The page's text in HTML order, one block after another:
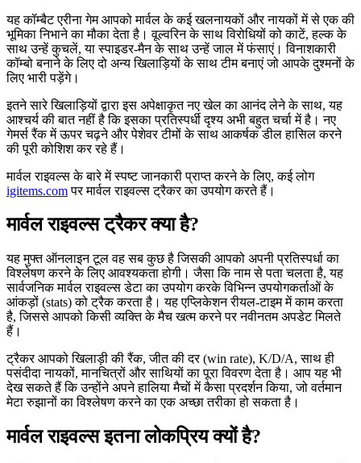
यह कॉम्बैट एरीना गेम आपको मार्वल के कई खलनायकों और नायकों में से एक की
भूमिका निभाने का मौका देता है। वूल्वरिन के साथ विरोधियों को काटें, हल्क के
साथ उन्हें कुचलें, या स्पाइडर-मैन के साथ उन्हें जाल में फंसाएं। विनाशकारी
कॉम्बो बनाने के लिए दो अन्य खिलाड़ियों के साथ टीम बनाएं जो आपके दुश्मनों के
लिए भारी पड़ेंगे।
इतने सारे खिलाड़ियों द्वारा इस अपेक्षाकृत नए खेल का आनंद लेने के साथ, यह
आश्चर्य की बात नहीं है कि इसका प्रतिस्पर्धी दृश्य अभी बहुत चर्चा में है। नए
गेमर्स रैंक में ऊपर चढ़ने और पेशेवर टीमों के साथ आकर्षक डील हासिल करने
की पूरी कोशिश कर रहे हैं।
मार्वल राइवल्स के बारे में स्पष्ट जानकारी प्राप्त करने के लिए, कई लोग
igitems.comपर मार्वल राइवल्स ट्रैकर का उपयोग करते हैं।
मार्वल राइवल्स ट्रैकर क्या है?
यह मुफ्त ऑनलाइन टूल वह सब कुछ है जिसकी आपको अपनी प्रतिस्पर्धा का
विश्लेषण करने के लिए आवश्यकता होगी। जैसा कि नाम से पता चलता है, यह
सार्वजनिक मार्वल राइवल्स डेटा का उपयोग करके विभिन्न उपयोगकर्ताओं के
आंकड़ों (stats) को ट्रैक करता है। यह एप्लिकेशन रीयल-टाइम में काम करता
है, जिससे आपको किसी व्यक्ति के मैच खत्म करने पर नवीनतम अपडेट मिलते
हैं।
ट्रैकर आपको खिलाड़ी की रैंक, जीत की दर (win rate), K/D/A, साथ ही
पसंदीदा नायकों, मानचित्रों और साथियों का पूरा विवरण देता है। आप यह भी
देख सकते हैं कि उन्होंने अपने हालिया मैचों में कैसा प्रदर्शन किया, जो वर्तमान
मेटा रुझानों का विश्लेषण करने का एक अच्छा तरीका हो सकता है।
मार्वल राइवल्स इतना लोकप्रिय क्यों है?